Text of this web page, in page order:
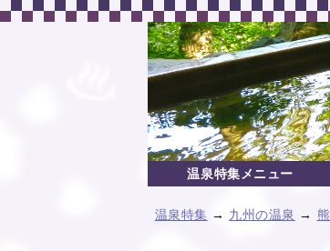
温泉特集メニュー
温泉特集 → 九州の温泉 →